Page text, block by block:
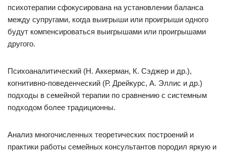
психотерапии сфокусирована на установлении баланса
между супругами, когда выигрыши или проигрыши одного
будут компенсироваться выигрышами или проигрышами
другого.
Психоаналитический (Н. Аккерман, К. Сэджер и др.),
когнитивно-поведенческий (Р. Дрейкурс, А. Эллис и др.)
подходы в семейной терапии по сравнению с системным
подходом более традиционны.
Анализ многочисленных теоретических построений и
практики работы семейных консультантов породил яркую и